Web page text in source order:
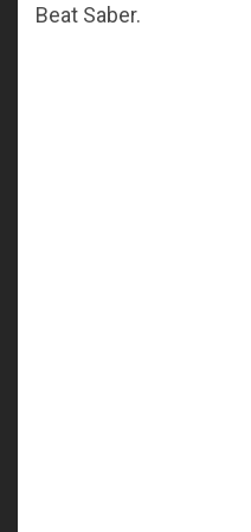
Beat Saber.